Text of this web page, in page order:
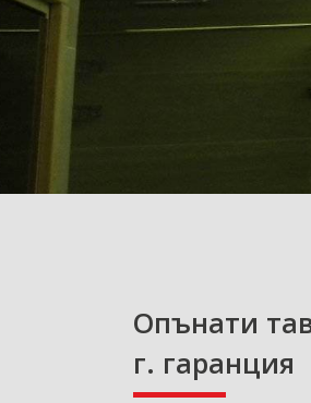
Опънати
г. гаранция